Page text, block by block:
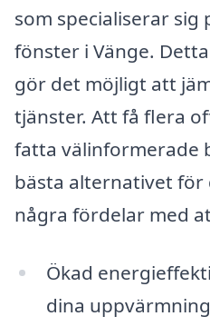
som specialiserar sig
fönster i Vänge.
gör det möjligt att
tjänster. Att få flera
fatta välinformerade
bästa alternativet för
några fördelar med
Ökad
dina